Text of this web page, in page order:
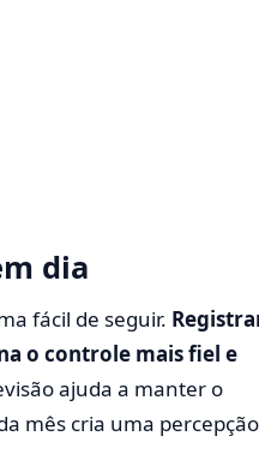
dia
fácil de seguir.
o controle mais fiel e
ajuda a manter o
mês cria uma